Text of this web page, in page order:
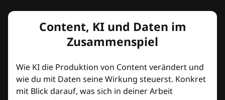
Content, KI und Daten im
Zusammenspiel
Wie KI die Produktion von Content verändert und
wie du mit Daten seine Wirkung steuerst. Konkret
mit Blick darauf, was sich in deiner Arbeit